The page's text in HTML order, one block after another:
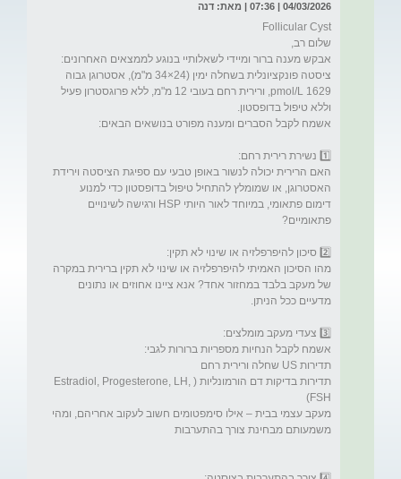
04/03/2026 | 07:36 | מאת: דנה
אבקש מענה ברור ומיידי לשאלותיי בנוגע לממצאים האחרונים:
ציסטה פונקציונלית בשחלה ימין (24×34 מ"מ), אסטרוגן גבוה
1629 pmol/L, ורירית רחם בעובי 12 מ"מ, ללא פרוגסטרון פעיל
האם הרירית יכולה לנשור באופן טבעי עם ספיגת הציסטה וירידת
האסטרוגן, או שמומלץ להתחיל טיפול בדופסטון כדי למנוע
דימום פתאומי, במיוחד לאור היותי HSP ורגישה לשינויים
מהו הסיכון האמיתי להיפרפלזיה או שינוי לא תקין ברירית במקרה
של מעקב בלבד במחזור אחד? אנא ציינו אחוזים או נתונים
תדירות בדיקות דם הורמונליות (Estradiol, Progesterone, LH,
מעקב עצמי בבית – אילו סימפטומים חשוב לעקוב אחריהם, ומהי